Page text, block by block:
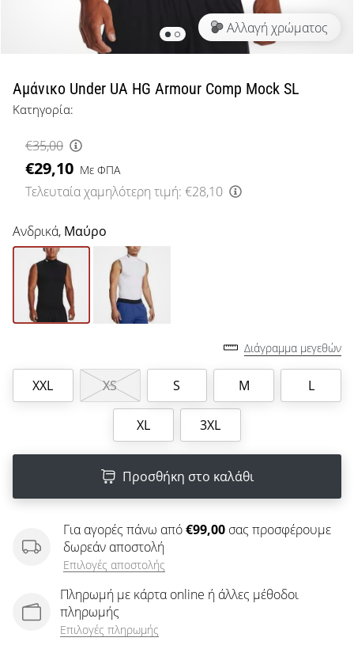
μπάσκετ
όπως
εμείς;
μαζί
μας
ως
πρεσβευτής
μάρκας
μας.
Εμφάνιση
Αλλαγή χρώματος
Αμάνικο Under UA HG Armour Comp Mock SL
Κατηγορία:
€35,00
€29,10 Με ΦΠΑ
Τελευταία χαμηλότερη τιμή: €28,10
Ανδρικά, Μαύρο
Διάγραμμα μεγεθών
XXL XS S M L
XL 3XL
Προσθήκη στο καλάθι
Για αγορές πάνω από€99,00 σας προσφέρουμε
δωρεάν αποστολή
Επιλογές αποστολής
Πληρωμή με κάρτα online ή άλλες μέθοδοι
πληρωμής
Επιλογές πληρωμής